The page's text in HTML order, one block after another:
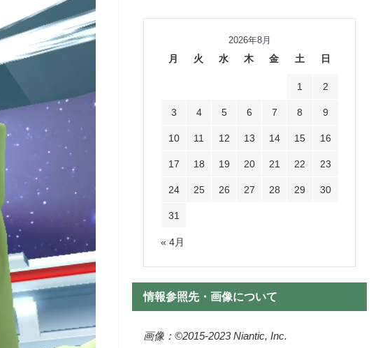
2026年8月
月 火 水 木 金 土 日
1 2
3 4 5 6 7 8 9
10 11 12 13 14 15 16
17 18 19 20 21 22 23
24 25 26 27 28 29 30
31
« 4月
情報参照先・画像について
画像：©️2015-2023 Niantic, Inc.